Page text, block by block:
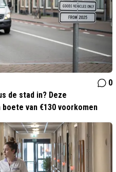
0
de stad in? Deze
van €130 voorkomen